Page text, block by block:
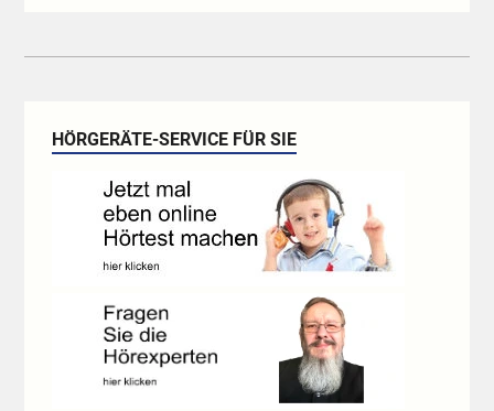
HÖRGERÄTE-SERVICE FÜR SIE